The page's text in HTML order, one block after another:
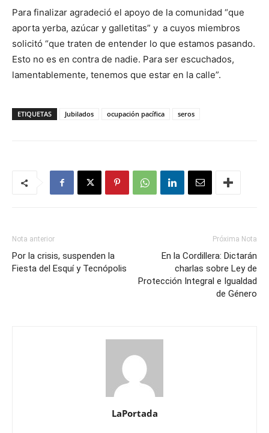
Para finalizar agradeció el apoyo de la comunidad “que
aporta yerba, azúcar y galletitas” y a cuyos miembros
solicitó “que traten de entender lo que estamos pasando.
Esto no es en contra de nadie. Para ser escuchados,
lamentablemente, tenemos que estar en la calle”.
ETIQUETAS Jubilados ocupación pacífica seros
Nota anterior
Por la crisis, suspenden la
Fiesta del Esquí y Tecnópolis
Próxima Nota
En la Cordillera: Dictarán
charlas sobre Ley de
Protección Integral e Igualdad
de Género
LaPortada